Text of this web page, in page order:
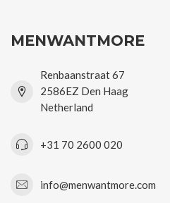
MENWANTMORE
Renbaanstraat 67
2586EZ Den Haag
Netherland
+31 70 2600 020
info@menwantmore.com